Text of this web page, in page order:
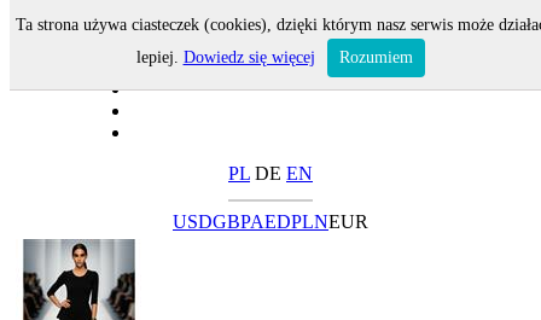
PL DE EN
USDGBPAEDPLNEUR
Ta strona używa ciasteczek (cookies), dzięki którym nasz serwis może
lepiej. Dowiedz się więcej Rozumiem